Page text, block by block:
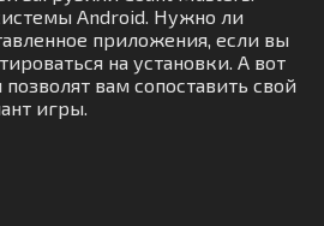
Android. Нужно ли
приложения, если вы
на установки. А вот
вам сопоставить свой
игры.